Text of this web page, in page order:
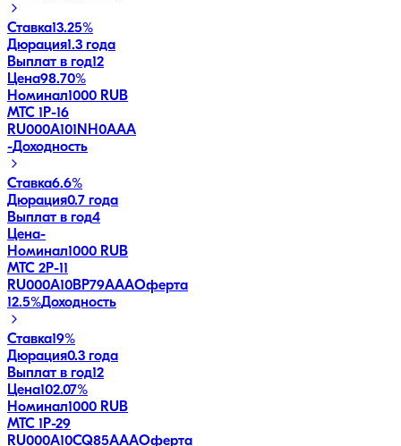
Ставка13.25%
Дюрация1.3 года
Выплат в год12
Цена98.70%
Номинал1000 RUB
МТС 1P-16
RU000A101NH0AAA
-Доходность
Ставка6.6%
Дюрация0.7 года
Выплат в год4
Цена-
Номинал1000 RUB
МТС 2P-11
RU000A10BP79AAAОферта
12.5%Доходность
Ставка19%
Дюрация0.3 года
Выплат в год12
Цена102.07%
Номинал1000 RUB
МТС 1P-29
RU000A10CQ85AAAОферта